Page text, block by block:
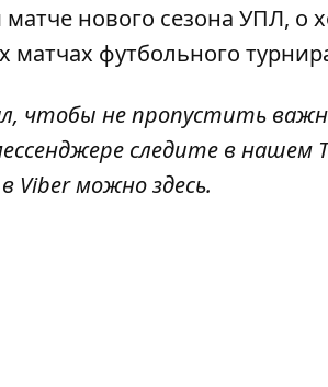
нового сезона УПЛ, о
матчах футбольного
, чтобы не пропустить
следите в нашем
Viber можноздесь.